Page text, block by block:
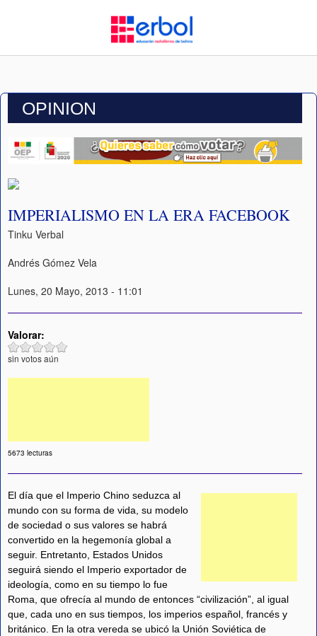
OPINION
IMPERIALISMO EN LA ERA FACEBOOK
Tinku Verbal
Andrés Gómez Vela
Lunes, 20 Mayo, 2013 - 11:01
Valorar:
sin votos aún
5673 lecturas
El día que el Imperio Chino seduzca al
mundo con su forma de vida, su modelo
de sociedad o sus valores se habrá
convertido en la hegemonía global a
seguir. Entretanto, Estados Unidos
seguirá siendo el Imperio exportador de
ideología, como en su tiempo lo fue
Roma, que ofrecía al mundo de entonces “civilización”, al igual
que, cada uno en sus tiempos, los imperios español, francés y
británico. En la otra vereda se ubicó la Unión Soviética de